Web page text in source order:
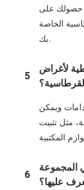
حصولك على
الخاصة
بك.
5
لأغراض
ويمكن
مثل تثبيت
6
المجموعة
عليها؟